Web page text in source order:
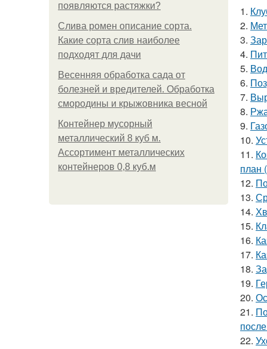
появляются растяжки?
Слива ромен описание сорта.
Какие сорта слив наиболее
подходят для дачи
Весенняя обработка сада от
болезней и вредителей. Обработка
смородины и крыжовника весной
Контейнер мусорный
металлический 8 куб м.
Ассортимент металлических
контейнеров 0,8 куб.м
1.
2.
3.
4.
5.
6.
7.
8.
9.
10.
11.
план
12.
13.
14.
15.
16.
17.
18.
19.
20.
21.
22.